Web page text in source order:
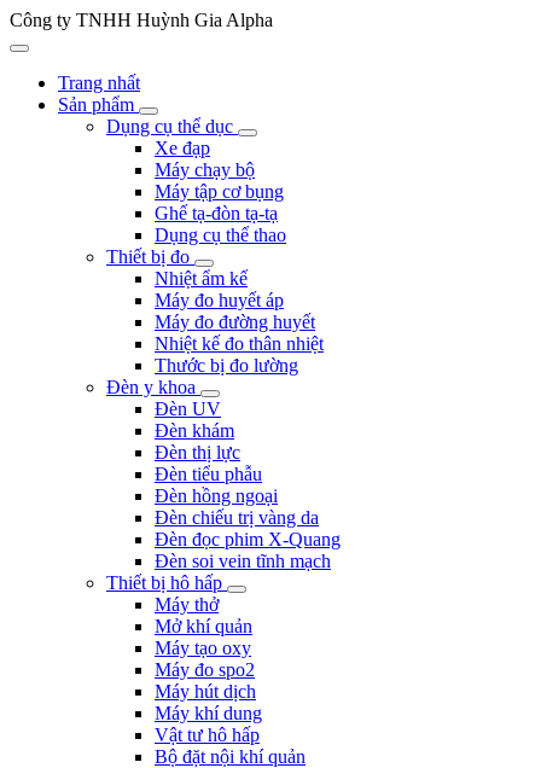
Công ty TNHH Huỳnh Gia Alpha
Trang nhất
Sản phẩm
Dụng cụ thể dục
Xe đạp
Máy chạy bộ
Máy tập cơ bụng
Ghế tạ-đòn tạ-tạ
Dụng cụ thể thao
Thiết bị đo
Nhiệt ẩm kế
Máy đo huyết áp
Máy đo đường huyết
Nhiệt kế đo thân nhiệt
Thước bị đo lường
Đèn y khoa
Đèn UV
Đèn khám
Đèn thị lực
Đèn tiểu phẫu
Đèn hồng ngoại
Đèn chiếu trị vàng da
Đèn đọc phim X-Quang
Đèn soi vein tĩnh mạch
Thiết bị hô hấp
Máy thở
Mở khí quản
Máy tạo oxy
Máy đo spo2
Máy hút dịch
Máy khí dung
Vật tư hô hấp
Bộ đặt nội khí quản